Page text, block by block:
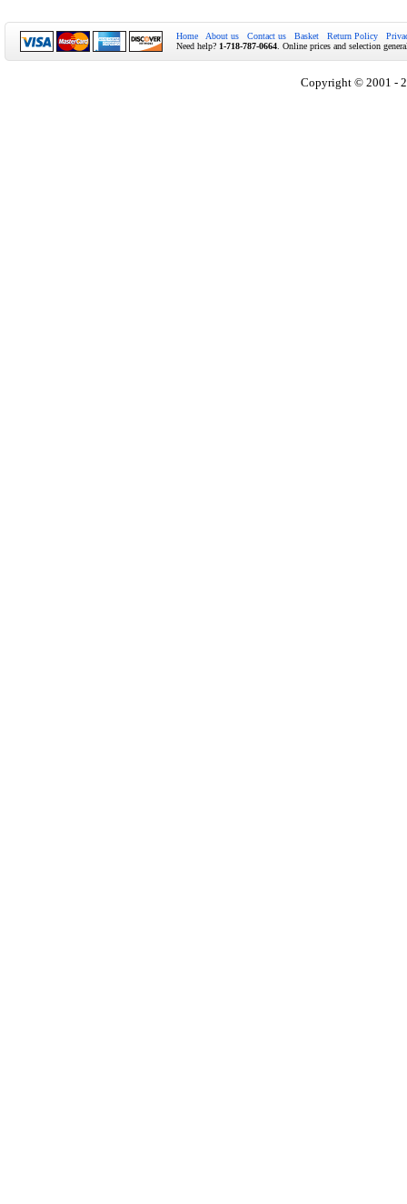
Home About us Contact us Basket Return Policy
Need help? 1-718-787-0664 . Online prices and selection
Copyright © 2001 -